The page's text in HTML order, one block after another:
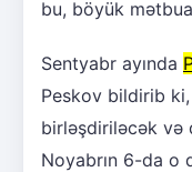
bu, böyük
Sentyabr ayında
Peskov bildirib
birləşdiriləcək və
Noyabrın 6-da o